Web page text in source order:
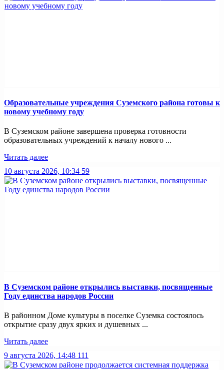
Образовательные учреждения Суземского района готовы к
новому учебному году
В Суземском районе завершена проверка готовности
образовательных учреждений к началу нового ...
Читать далее
10 августа 2026, 10:34 59
В Суземском районе открылись выставки, посвященные
Году единства народов России
В районном Доме культуры в поселке Суземка состоялось
открытие сразу двух ярких и душевных ...
Читать далее
9 августа 2026, 14:48 111